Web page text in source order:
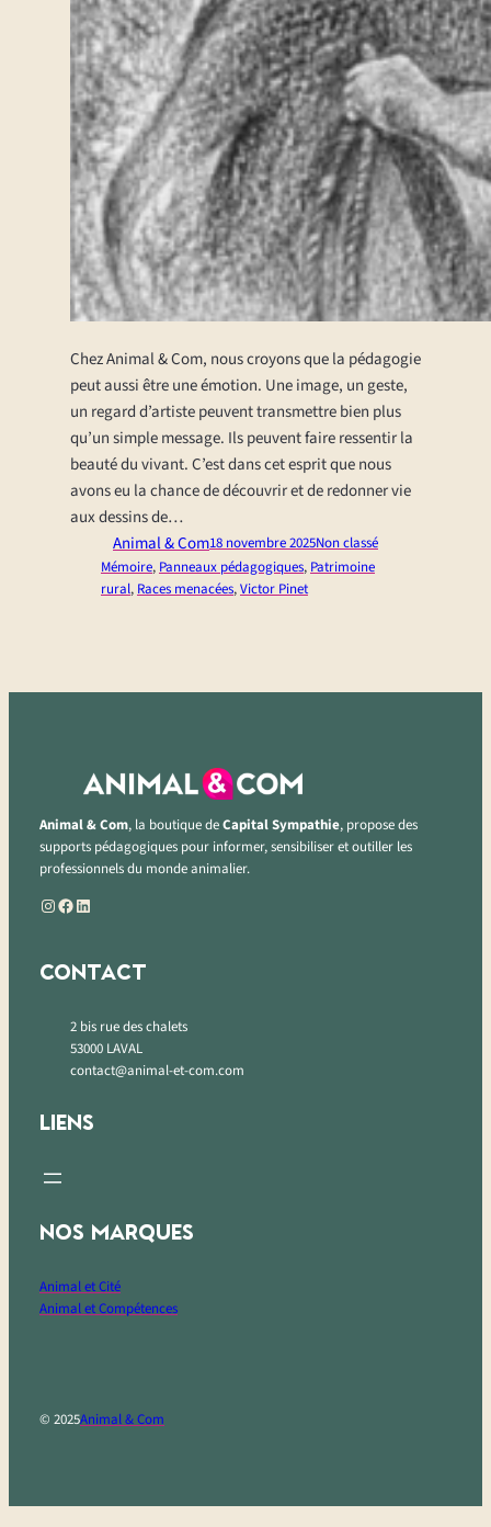
Chez Animal & Com, nous croyons que la pédagogie
peut aussi être une émotion. Une image, un geste,
un regard d’artiste peuvent transmettre bien plus
qu’un simple message. Ils peuvent faire ressentir la
beauté du vivant. C’est dans cet esprit que nous
avons eu la chance de découvrir et de redonner vie
aux dessins de…
Animal & Com18 novembre 2025Non classé
Mémoire, Panneaux pédagogiques, Patrimoine
rural, Races menacées, Victor Pinet
Animal & Com, la boutique deCapital Sympathie, propose des
supports pédagogiques pour informer, sensibiliser et outiller les
professionnels du monde animalier.
Instagram Facebook LinkedIn
CONTACT
2 bis rue des chalets
53000 LAVAL
contact@animal-et-com.com
LIENS
NOS MARQUES
Animal et Cité
Animal et Compétences
© 2025Animal & Com